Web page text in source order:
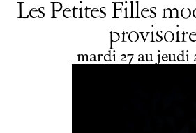
Les Petites Filles
du
mardi
mardi 27 au au
jeudi
jeudi